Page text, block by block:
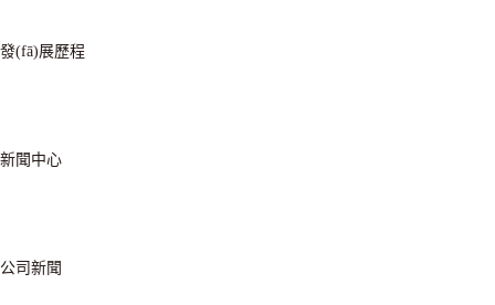
發(fā)展歷程
新聞中心
公司新聞